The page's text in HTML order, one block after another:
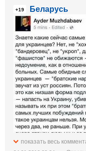
+19 Беларусь
показать весь